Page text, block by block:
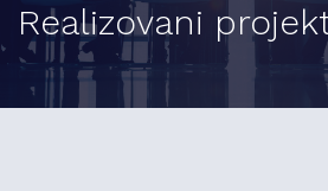
Realizovani